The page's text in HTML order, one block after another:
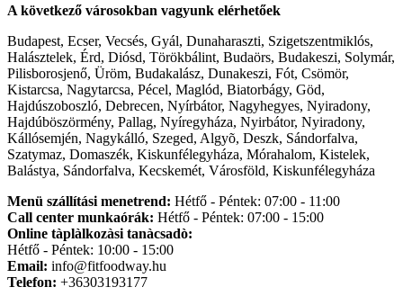
A következő városokban vagyunk elérhetőek
Budapest, Ecser, Vecsés, Gyál, Dunaharaszti, Szigetszentmiklós,
Halásztelek, Érd, Diósd, Törökbálint, Budaörs, Budakeszi, Solymár,
Pilisborosjenő, Üröm, Budakalász, Dunakeszi, Fót, Csömör,
Kistarcsa, Nagytarcsa, Pécel, Maglód, Biatorbágy, Göd,
Hajdúszoboszló, Debrecen, Nyírbátor, Nagyhegyes, Nyiradony,
Hajdúböszörmény, Pallag, Nyíregyháza, Nyirbátor, Nyiradony,
Kállósemjén, Nagykálló, Szeged, Algyõ, Deszk, Sándorfalva,
Szatymaz, Domaszék, Kiskunfélegyháza, Mórahalom, Kistelek,
Balástya, Sándorfalva, Kecskemét, Városföld, Kiskunfélegyháza
Menü szállítási menetrend: Hétfő - Péntek: 07:00 - 11:00
Call center munkaórák: Hétfő - Péntek: 07:00 - 15:00
Online tàplàlkozàsi tanàcsadò:
Hétfő - Péntek: 10:00 - 15:00
Email: info@fitfoodway.hu
Telefon: +36303193177